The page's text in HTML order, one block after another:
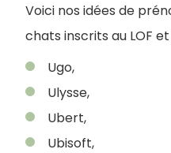
Voici nos idées de
chats inscrits au LOF et
Ugo,
Ulysse,
Ubert,
Ubisoft,